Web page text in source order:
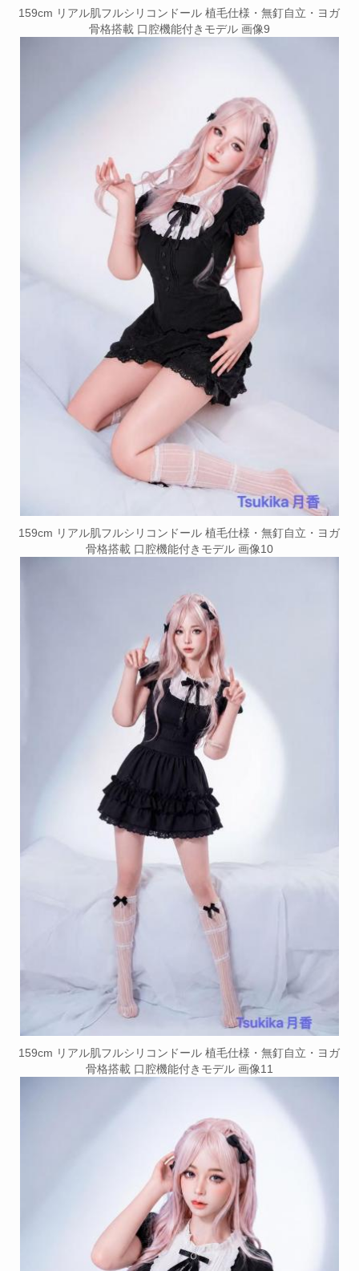
159cm リアル肌フルシリコンドール 植毛仕様・無釘自立・ヨガ
骨格搭載 口腔機能付きモデル 画像9
159cm リアル肌フルシリコンドール 植毛仕様・無釘自立・ヨガ
骨格搭載 口腔機能付きモデル 画像10
159cm リアル肌フルシリコンドール 植毛仕様・無釘自立・ヨガ
骨格搭載 口腔機能付きモデル 画像11